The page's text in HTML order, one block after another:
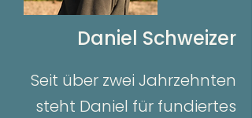
Daniel Schweizer
Seit über zwei Jahrzehnten
steht Daniel für fundiertes